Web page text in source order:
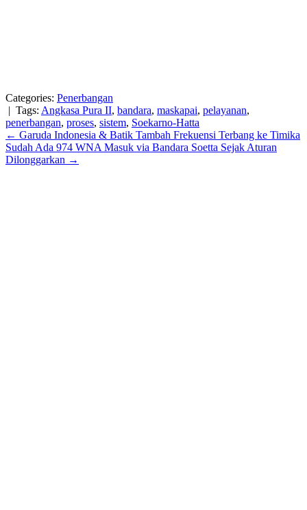
Categories: Penerbangan
| Tags: Angkasa Pura II, bandara, maskapai, pelayanan,
penerbangan, proses, sistem, Soekarno-Hatta
Post
navigation
← Garuda Indonesia & Batik Tambah Frekuensi Terbang ke Timika
Sudah Ada 974 WNA Masuk via Bandara Soetta Sejak Aturan
Dilonggarkan →